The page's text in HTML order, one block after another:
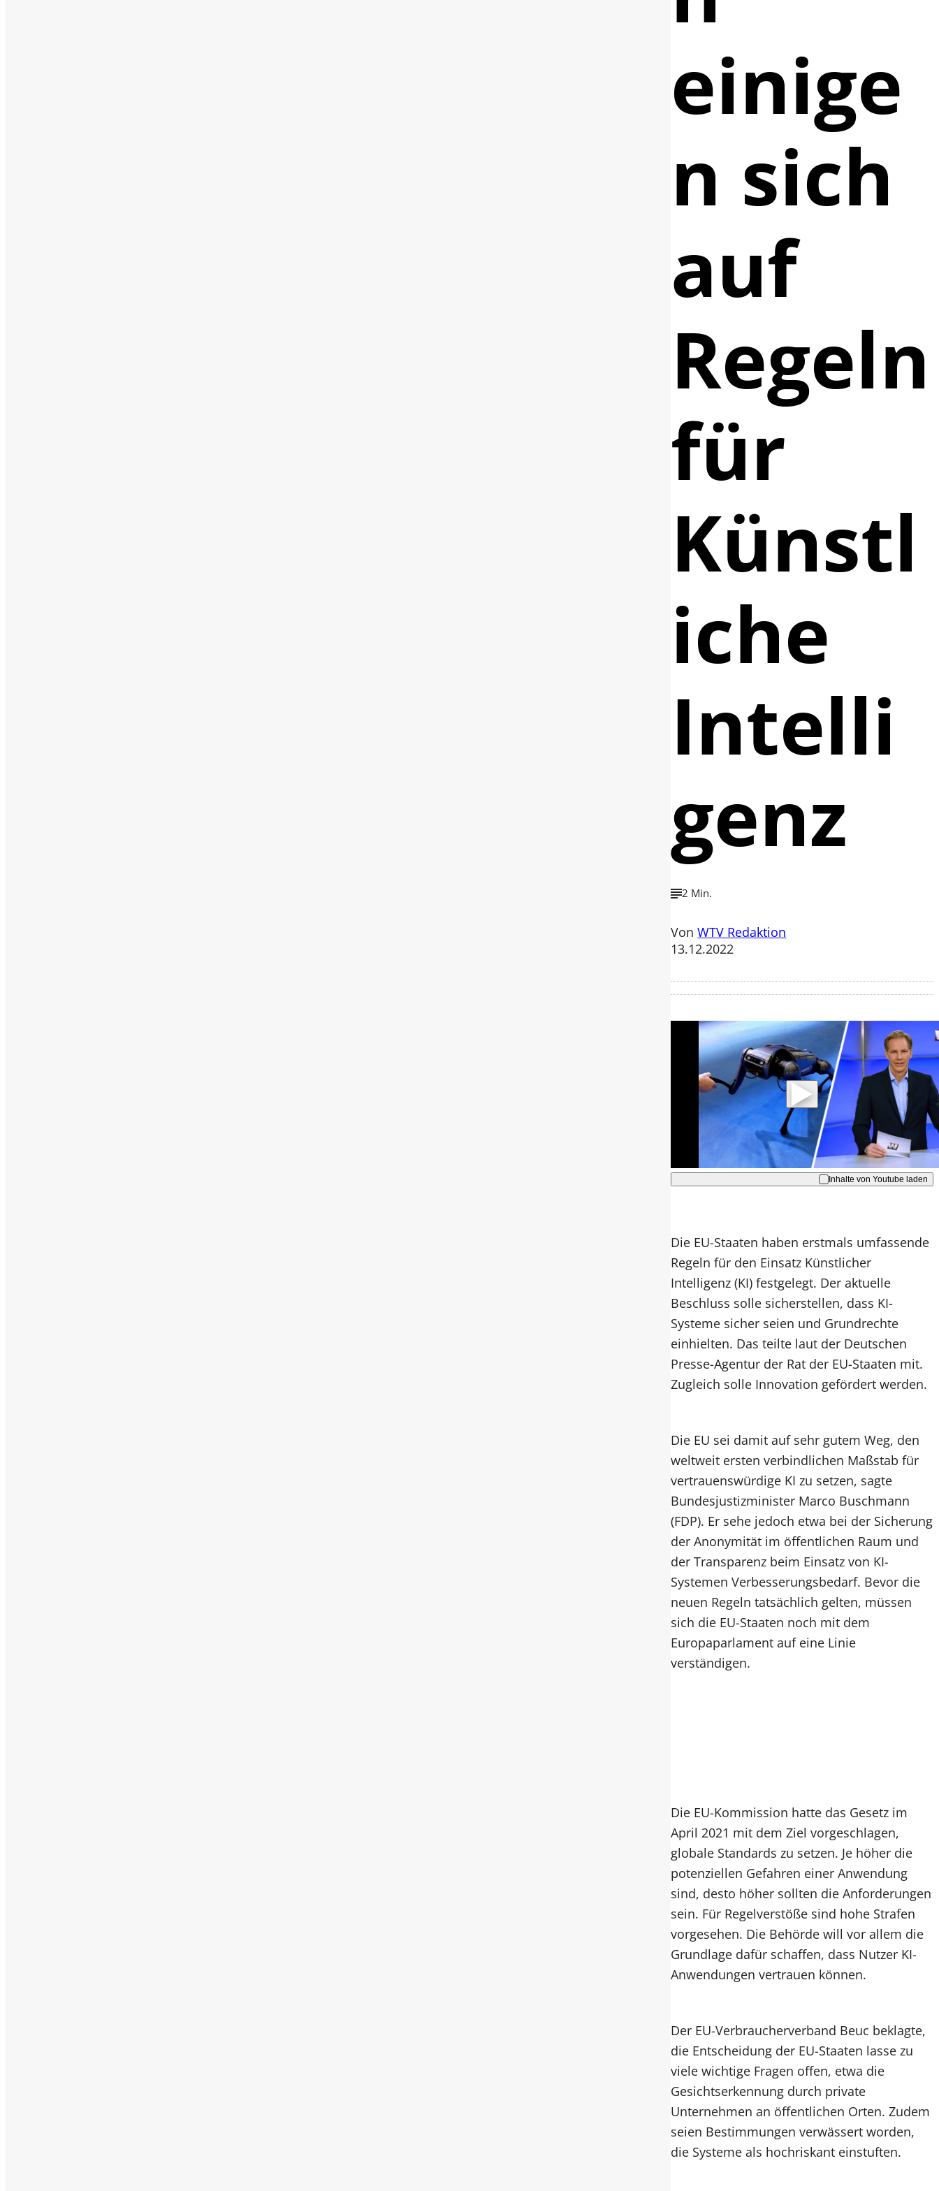
einige
n sich
auf
Regeln
für
Künstl
iche
Intelli
genz
2 Min.
VonWTV Redaktion
13.12.2022
Mit der Wiedergabe dieses Videos
werden Daten an Youtube übertragen.
Hinweise dazu erhalten Sie in der
Datenschutzerklärung.
Akzeptieren
Inhalte von Youtube laden
Die EU-Staaten haben erstmals umfassende
Regeln für den Einsatz Künstlicher
Intelligenz (KI) festgelegt. Der aktuelle
Beschluss solle sicherstellen, dass KI-
Systeme sicher seien und Grundrechte
einhielten. Das teilte laut der Deutschen
Presse-Agentur der Rat der EU-Staaten mit.
Zugleich solle Innovation gefördert werden.
Die EU sei damit auf sehr gutem Weg, den
weltweit ersten verbindlichen Maßstab für
vertrauenswürdige KI zu setzen, sagte
Bundesjustizminister Marco Buschmann
(FDP). Er sehe jedoch etwa bei der Sicherung
der Anonymität im öffentlichen Raum und
der Transparenz beim Einsatz von KI-
Systemen Verbesserungsbedarf. Bevor die
neuen Regeln tatsächlich gelten, müssen
sich die EU-Staaten noch mit dem
Europaparlament auf eine Linie
verständigen.
Die EU-Kommission hatte das Gesetz im
April 2021 mit dem Ziel vorgeschlagen,
globale Standards zu setzen. Je höher die
potenziellen Gefahren einer Anwendung
sind, desto höher sollten die Anforderungen
sein. Für Regelverstöße sind hohe Strafen
vorgesehen. Die Behörde will vor allem die
Grundlage dafür schaffen, dass Nutzer KI-
Anwendungen vertrauen können.
Der EU-Verbraucherverband Beuc beklagte,
die Entscheidung der EU-Staaten lasse zu
viele wichtige Fragen offen, etwa die
Gesichtserkennung durch private
Unternehmen an öffentlichen Orten. Zudem
seien Bestimmungen verwässert worden,
die Systeme als hochriskant einstuften.